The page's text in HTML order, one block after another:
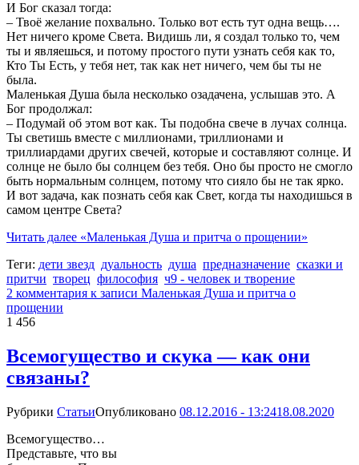
И Бог сказал тогда:
– Твоё желание похвально. Только вот есть тут одна вещь….
Нет ничего кроме Света. Видишь ли, я создал только то, чем
ты и являешься, и потому простого пути узнать себя как то,
Кто Ты Есть, у тебя нет, так как нет ничего, чем бы ты не
была.
Маленькая Душа была несколько озадачена, услышав это. А
Бог продолжал:
– Подумай об этом вот как. Ты подобна свече в лучах солнца.
Ты светишь вместе с миллионами, триллионами и
триллиардами других свечей, которые и составляют солнце. И
солнце не было бы солнцем без тебя. Оно бы просто не смогло
быть нормальным солнцем, потому что сияло бы не так ярко.
И вот задача, как познать себя как Свет, когда ты находишься в
самом центре Света?
Читать далее «Маленькая Душа и притча о прощении»
Теги: дети звезд дуальность душа предназначение сказки и
притчи творец философия ч9 - человек и творение
2 комментария к записи Маленькая Душа и притча о
прощении
1 456
Всемогущество и скука — как они
связаны?
Рубрики СтатьиОпубликовано 08.12.2016 - 13:2418.08.2020
Всемогущество…
Представьте, что вы